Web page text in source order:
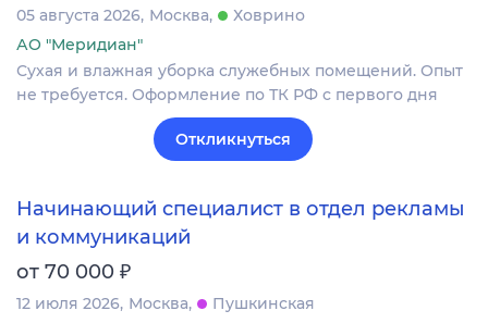
05 августа 2026 Москва
Ховрино
АО "Меридиан"
Сухая и влажная уборка служебных помещений. Опыт
не требуется. Оформление по ТК РФ с первого дня
Откликнуться
Начинающий специалист в отдел рекламы
и коммуникаций
от 70 000 ₽
12 июля 2026 Москва
Пушкинская